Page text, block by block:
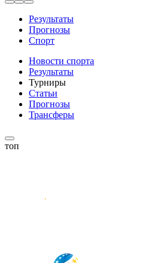
Результаты
Прогнозы
Спорт
Новости спорта
Результаты
Турниры
Статьи
Прогнозы
Трансферы
топ